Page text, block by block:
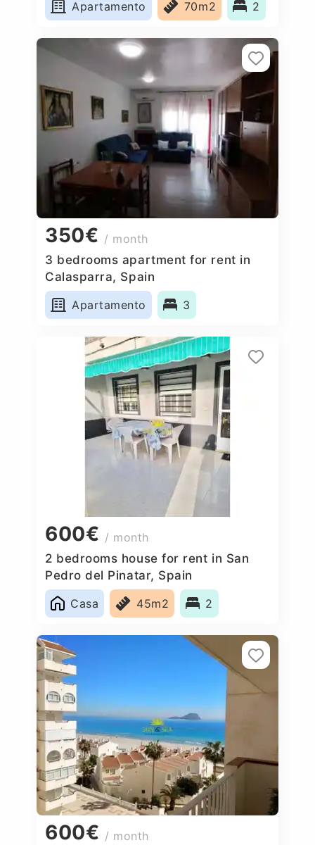
Apartamento 70m2 2
350€ / month
3 bedrooms apartment for rent in
Calasparra, Spain
Apartamento
3
600€ / month
2 bedrooms house for rent in San
Pedro del Pinatar, Spain
Casa
45m2 2
600€ / month